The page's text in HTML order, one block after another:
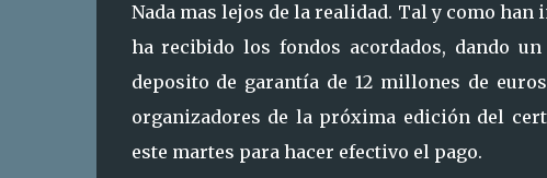
Nada mas lejos de la realidad. Tal y como
ha recibido los fondos acordados, dando
deposito de garantía de 12 millones de
organizadores de la próxima edición del
este martes para hacer efectivo el pago.